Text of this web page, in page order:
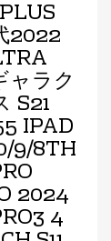
2022
ラク
S21
IPAD
9/8TH
2024
4